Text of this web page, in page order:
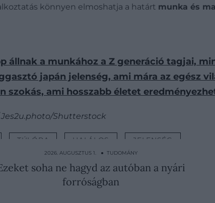
könnyen elmoshatja a határt munka és
állnak a munkához a Z generáció tagjai,
japán jelenség, ami mára az egész
szokás, ami hosszabb életet
Jes2u.photo/Shutterstock
TÚLÓRA HALÁLOS JELENSÉG
2026. AUGUSZTUS 1. ● TUDOMÁNY
soha ne hagyd az autóban a nyári
forróságban